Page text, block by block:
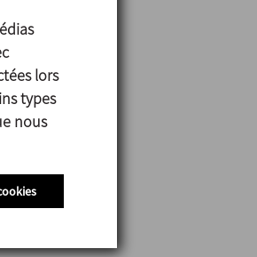
lors
types
nous